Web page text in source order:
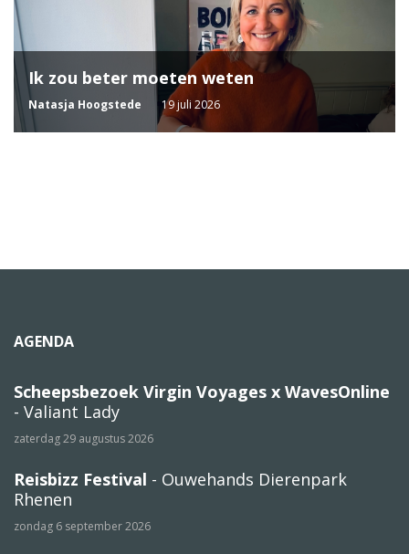
Ik zou beter moeten weten
Natasja Hoogstede 19 juli 2026
AGENDA
Scheepsbezoek Virgin Voyages x WavesOnline
- Valiant Lady
zaterdag 29 augustus 2026
Reisbizz Festival - Ouwehands Dierenpark
Rhenen
zondag 6 september 2026